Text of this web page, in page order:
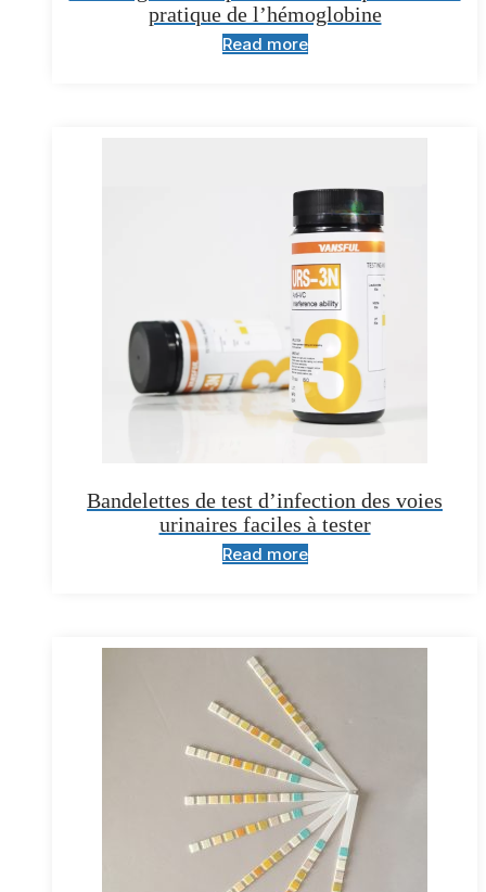
pratique de l’hémoglobine
Read more
Bandelettes de test d’infection des voies
urinaires faciles à tester
Read more